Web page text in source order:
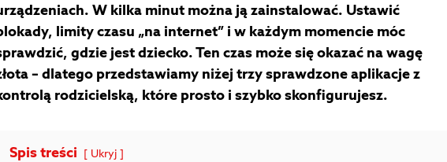
W kilka minut można ją zainstalować. Ustawić
limity czasu „na internet” i w każdym momencie móc
gdzie jest dziecko. Ten czas może się okazać na wagę
– dlatego przedstawiamy niżej trzy sprawdzone aplikacje z
rodzicielską, które prosto i szybko skonfigurujesz.
Spis treści Ukryj